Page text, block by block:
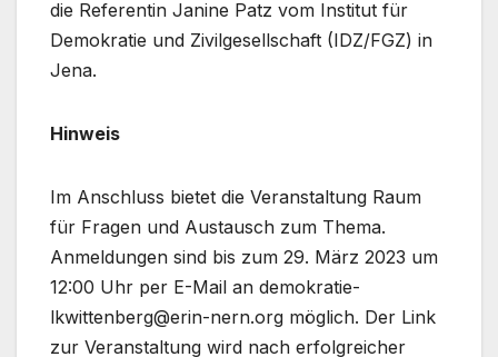
die Referentin Janine Patz vom Institut für
Demokratie und Zivilgesellschaft (IDZ/FGZ) in
Jena.
Hinweis
Im Anschluss bietet die Veranstaltung Raum
für Fragen und Austausch zum Thema.
Anmeldungen sind bis zum 29. März 2023 um
12:00 Uhr per E-Mail an demokratie-
lkwittenberg@erin-nern.org möglich. Der Link
zur Veranstaltung wird nach erfolgreicher